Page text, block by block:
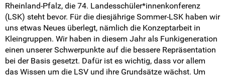
Rheinland-Pfalz, die 74. Landesschüler*innenkonferenz
(LSK) steht bevor. Für die diesjährige Sommer-LSK haben wir
uns etwas Neues überlegt, nämlich die Konzeptarbeit in
Kleingruppen. Wir haben in diesem Jahr als Funkigeneration
einen unserer Schwerpunkte auf die bessere Repräsentation
bei der Basis gesetzt. Dafür ist es wichtig, dass vor allem
das Wissen um die LSV und ihre Grundsätze wächst. Um